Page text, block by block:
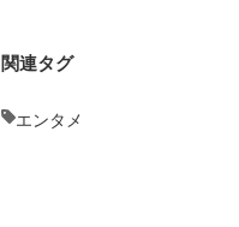
関連タグ
エンタメ